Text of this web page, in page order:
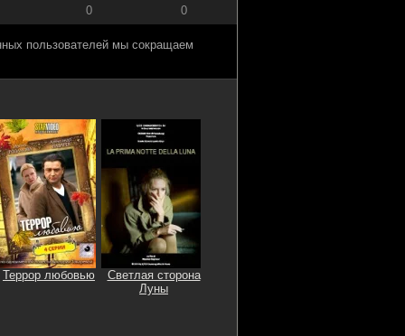
0 0
пользователей мы сокращаем
Террор любовью
Светлая сторона
Луны